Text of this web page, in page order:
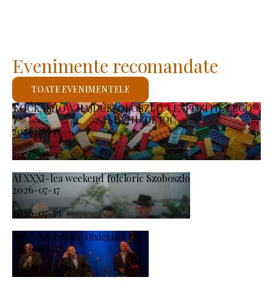
KOCKASHOW HAJDÚSZOBOSZLÓ – EXPOZIȚIE LEGO®
ȘI SPAȚIU DE JOC
2026-07-11
-
2026-08-23
Al XXXI-lea weekend folcloric Szoboszlo
2026-07-17
-
2026-07-19
XXXI. Szoboszló Dixieland Days
2026-08-21
-
2026-08-23
Evenimente recomandate
TOATE EVENIMENTELE